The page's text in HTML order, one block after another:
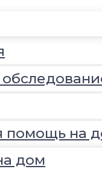
помощь на
дом